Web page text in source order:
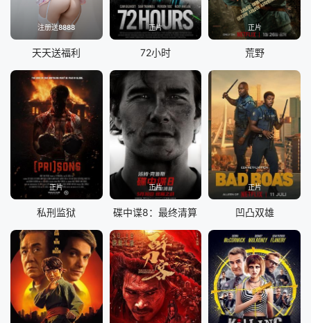
注册送8888
天天送福利
正片
72小时
正片
荒野
正片
私刑监狱
正片
碟中谍8：最终清算
正片
凹凸双雄